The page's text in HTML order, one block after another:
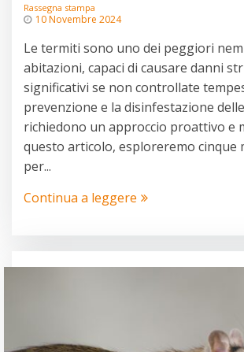
Rassegna stampa
10 Novembre 2024
Le termiti sono uno dei peggiori
abitazioni, capaci di causare danni
significativi se non controllate
prevenzione e la disinfestazione
richiedono un approccio proattivo e
questo articolo, esploreremo cinque
per...
Continua a leggere